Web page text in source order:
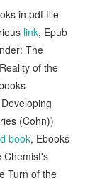
in pdf file
link, Epub
The
of the
(Cohn))
book, Ebooks
Chemist's
Turn of the